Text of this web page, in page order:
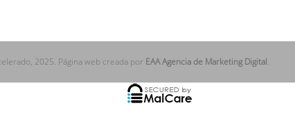
2025. Página web creada por EAA Agencia de Marketing Digital.